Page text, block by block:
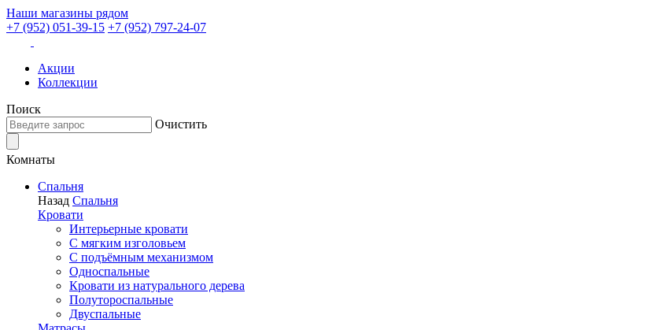
Наши магазины рядом
+7 (952) 051-39-15 +7 (952) 797-24-07
Акции
Коллекции
Поиск
Очистить
Комнаты
Спальня
Назад Спальня
Кровати
Интерьерные кровати
С мягким изголовьем
С подъёмным механизмом
Односпальные
Кровати из натурального дерева
Полутороспальные
Двуспальные